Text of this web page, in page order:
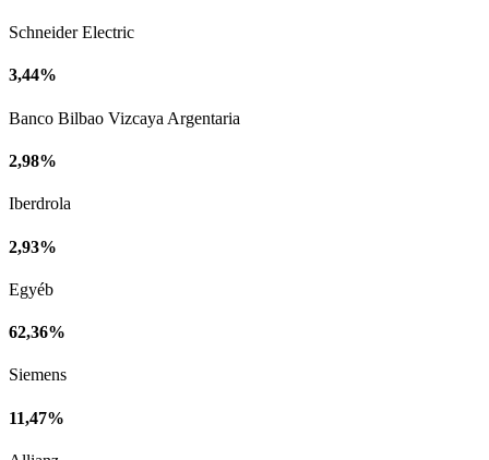
Schneider Electric
3,44%
Banco Bilbao Vizcaya Argentaria
2,98%
Iberdrola
2,93%
Egyéb
62,36%
Siemens
11,47%